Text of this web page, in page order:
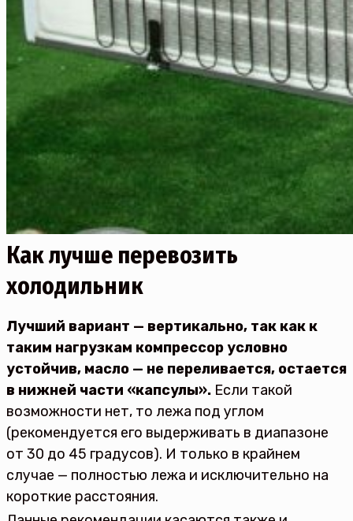
Как лучше перевозить
холодильник
Лучший вариант — вертикально, так как к
таким нагрузкам компрессор условно
устойчив, масло — не переливается, остается
в нижней части «капсулы». Если такой
возможности нет, то лежа под углом
(рекомендуется его выдерживать в диапазоне
от 30 до 45 градусов). И только в крайнем
случае — полностью лежа и исключительно на
короткие расстояния.